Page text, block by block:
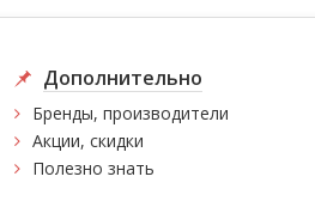
Дополнительно
Бренды, производители
Акции, скидки
Полезно знать